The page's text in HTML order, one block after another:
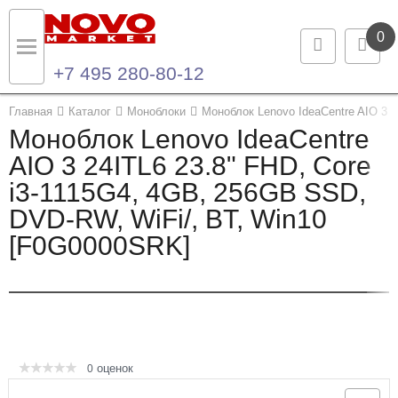
0
+7 495 280-80-12
Главная Каталог Моноблоки Моноблок Lenovo IdeaCentre AIO 3
Моноблок Lenovo IdeaCentre
AIO 3 24ITL6 23.8" FHD, Core
i3-1115G4, 4GB, 256GB SSD,
DVD-RW, WiFi/, BT, Win10
[F0G0000SRK]
0 оценок
Назад
Каталог продукции
Ноутбуки и ультрабуки
Компьютеры
Назад
Контакты
Контактная информация